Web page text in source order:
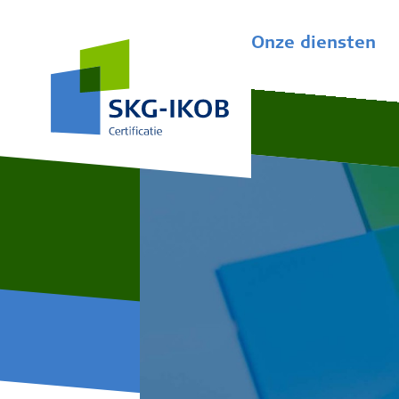
Onze diensten